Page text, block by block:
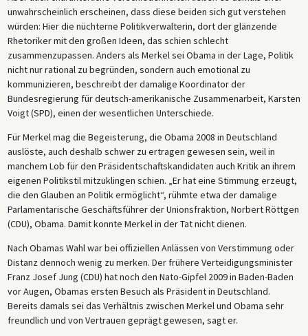
unwahrscheinlich erscheinen, dass diese beiden sich gut verstehen
würden: Hier die nüchterne Politikverwalterin, dort der glänzende
Rhetoriker mit den großen Ideen, das schien schlecht
zusammenzupassen. Anders als Merkel sei Obama in der Lage, Politik
nicht nur rational zu begründen, sondern auch emotional zu
kommunizieren, beschreibt der damalige Koordinator der
Bundesregierung für deutsch-amerikanische Zusammenarbeit, Karsten
Voigt (SPD), einen der wesentlichen Unterschiede.
Für Merkel mag die Begeisterung, die Obama 2008 in Deutschland
auslöste, auch deshalb schwer zu ertragen gewesen sein, weil in
manchem Lob für den Präsidentschaftskandidaten auch Kritik an ihrem
eigenen Politikstil mitzuklingen schien. „Er hat eine Stimmung erzeugt,
die den Glauben an Politik ermöglicht“, rühmte etwa der damalige
Parlamentarische Geschäftsführer der Unionsfraktion, Norbert Röttgen
(CDU), Obama. Damit konnte Merkel in der Tat nicht dienen.
Nach Obamas Wahl war bei offiziellen Anlässen von Verstimmung oder
Distanz dennoch wenig zu merken. Der frühere Verteidigungsminister
Franz Josef Jung (CDU) hat noch den Nato-Gipfel 2009 in Baden-Baden
vor Augen, Obamas ersten Besuch als Präsident in Deutschland.
Bereits damals sei das Verhältnis zwischen Merkel und Obama sehr
freundlich und von Vertrauen geprägt gewesen, sagt er.